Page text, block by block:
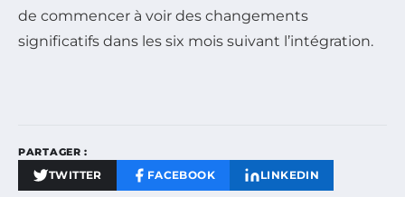
de commencer à voir des changements
significatifs dans les six mois suivant l’intégration.
PARTAGER :
TWITTER FACEBOOK LINKEDIN